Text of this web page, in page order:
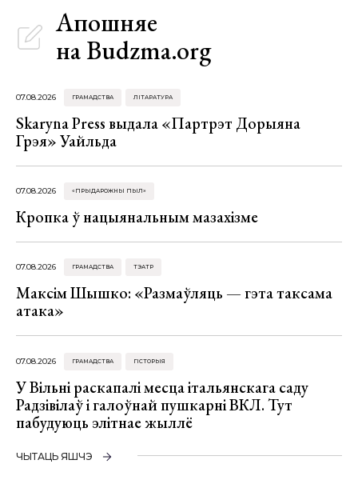
Апошняе
на Budzma.org
07.08.2026 ГРАМАДСТВА ЛІТАРАТУРА
Skaryna Press выдала «Партрэт Дорыяна
Грэя» Уайльда
07.08.2026 «ПРЫДАРОЖНЫ ПЫЛ»
Кропка ў нацыянальным мазахізме
07.08.2026 ГРАМАДСТВА ТЭАТР
Максім Шышко: «Размаўляць — гэта таксама
атака»
07.08.2026 ГРАМАДСТВА ГІСТОРЫЯ
У Вільні раскапалі месца італьянскага саду
Радзівілаў і галоўнай пушкарні ВКЛ. Тут
пабудуюць элітнае жыллё
ЧЫТАЦЬ ЯШЧЭ